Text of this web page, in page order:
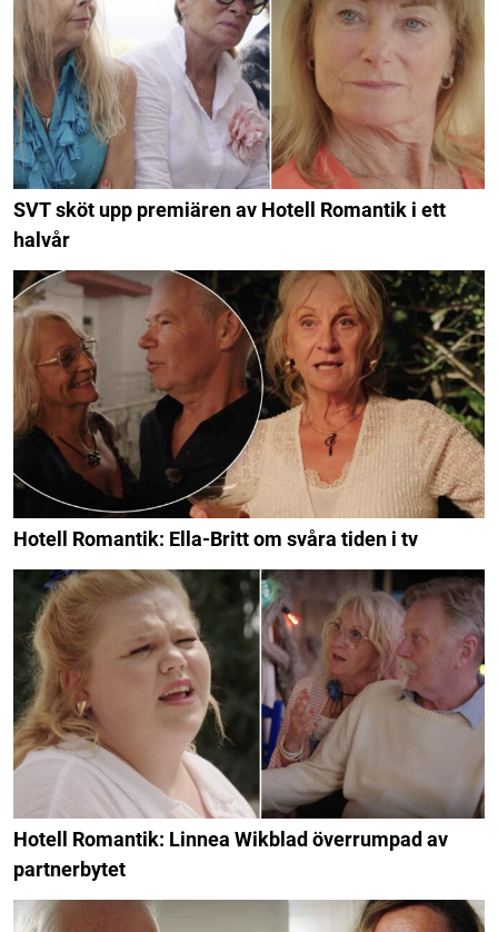
SVT sköt upp premiären av Hotell Romantik i ett
halvår
Hotell Romantik: Ella-Britt om svåra tiden i tv
Hotell Romantik: Linnea Wikblad överrumpad av
partnerbytet